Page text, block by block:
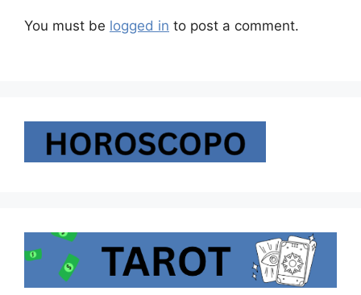
You must be logged in to post a comment.